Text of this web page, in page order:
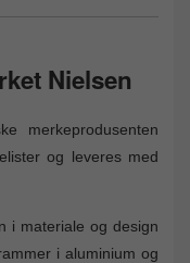
Nielsen
merkeprodusenten
og leveres med
i materiale og design
i aluminium og